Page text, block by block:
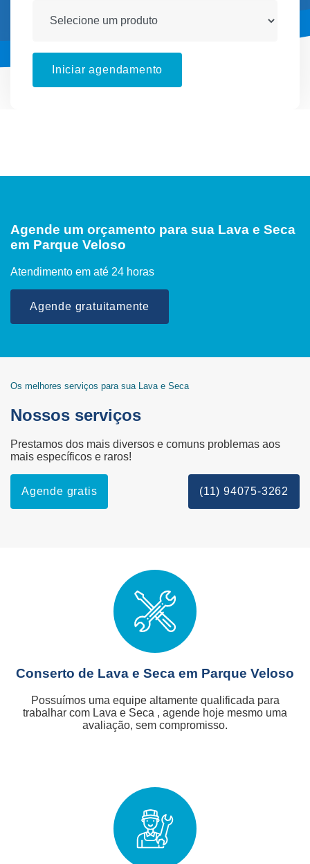
Iniciar agendamento
Agende um orçamento para sua Lava e Seca
em Parque Veloso
Atendimento em até 24 horas
Agende gratuitamente
Os melhores serviços para sua Lava e Seca
Nossos serviços
Prestamos dos mais diversos e comuns problemas aos
mais específicos e raros!
Agende gratis (11) 94075-3262
Conserto de Lava e Seca em Parque Veloso
Possuímos uma equipe altamente qualificada para
trabalhar com Lava e Seca , agende hoje mesmo uma
avaliação, sem compromisso.